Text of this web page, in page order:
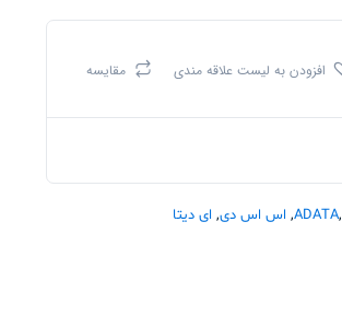
افزودن به لیست علاقه مندی مقایسه
ADATA,
, اس اس دی, ای دیتا